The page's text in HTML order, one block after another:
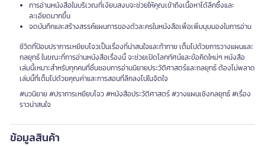
การอ่านหนังสือในบริเวณที่เงียบสงบจะช่วยให้คุณเข้าถึงเนื้อหาได้ลึกซึ้งและ
ละเอียดมากขึ้น
จดบันทึกและสร้างสรรค์แผนการของตัวละครในหนังสือเพื่อเพิ่มมุมมองในการอ่าน
ชีวิตที่ป้อบปราการเหยียบโจวเป็นเรื่องที่น่าสนใจและท้าทาย เต็มไปด้วยการวางแผนและ
กลยุทธ์ ในขณะที่การอ่านหนังสือเรื่องนี้ จะช่วยเปิดโลกทัศน์และข้อคิดใหม่ๆ หนังสือ
เล่มนี้เหมาะสำหรับทุกคนที่ชื่นชอบการอ่านนิยายประวัติศาสตร์และกลยุทธ์ ต้องไม่พลาด
เล่มนี้ที่เต็มไปด้วยคุณค่าและการสอนที่ลึกลงไปในจิตใจ
#นวนิยาย #ปราการเหยียบโจว #หนังสือประวัติศาสตร์ #วางแผนเชิงกลยุทธ์ #เรื่อง
ราวน่าสนใจ
ข้อมูลสินค้า